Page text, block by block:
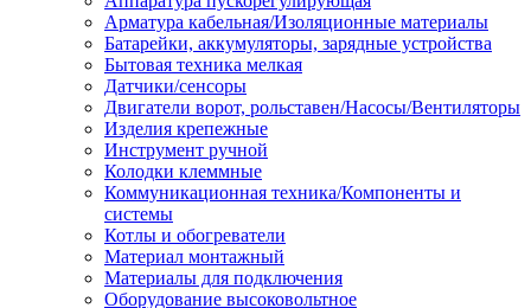
Арматура кабельная/Изоляционные материалы
Батарейки, аккумуляторы, зарядные устройства
Бытовая техника мелкая
Датчики/сенсоры
Двигатели ворот, рольставен/Насосы/Вентиляторы
Изделия крепежные
Инструмент ручной
Колодки клеммные
Коммуникационная техника/Компоненты и
системы
Котлы и обогреватели
Материал монтажный
Материалы для подключения
Оборудование высоковольтное